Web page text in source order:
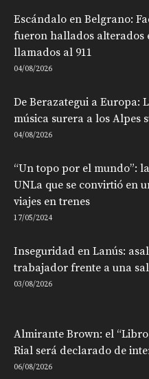
Escándalo en Belgrano:
fueron hallados alterados
llamados al 911
04/08/2026
De Berazategui a Europa:
música surera a los Alpes
04/08/2026
“Un topo por el mundo”:
UNLa que se convirtió en
viajes en trenes
17/05/2024
Inseguridad en Lanús:
trabajador frente a una
03/08/2026
Almirante Brown: el
Rial será declarado de
06/08/2026